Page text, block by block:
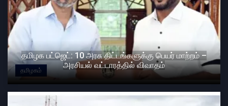
தமிழகம்
தமிழக பட்ஜெட்: 10 அரசு திட்டங்களுக்கு பெயர் மாற்றம் –
அரசியல் வட்டாரத்தில் விவாதம்